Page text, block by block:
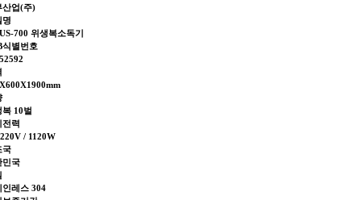
산업(주)
명
700 위생복소독기
식별번호
복 10벌
전력
/ 1120W
국
민국
인레스 304